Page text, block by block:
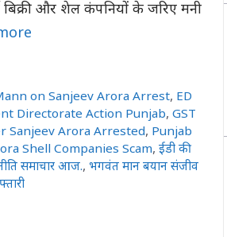
बिक्री और शेल कंपनियों के जरिए मनी
on Sanjeev Arora Arrest, ED
Directorate Action Punjab, GST
Sanjeev Arora Arrested, Punjab
Shell Companies Scam, ईडी की
समाचार आज., भगवंत मान बयान संजीव